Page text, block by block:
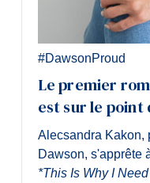
#DawsonProud
Le premier
est sur le
Alecsandra Kakon,
Dawson, s'apprête
*This Is Why I